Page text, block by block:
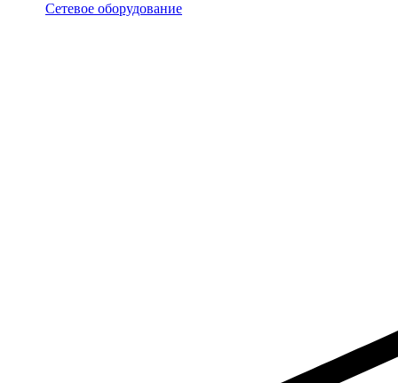
Сетевое оборудование